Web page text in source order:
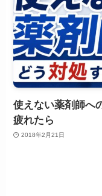
使えない薬剤師へ
疲れたら
2018年2月21日